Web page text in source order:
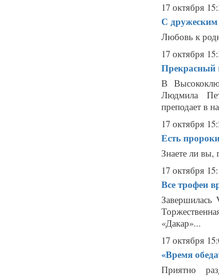
17 октября
С
Любовь к
17 октября
Прекрасный
В
Людмила
преподает в
17 октября
Есть
Знаете ли вы,
17 октября
Все трофеи
Завершилась
«Дакар»...
17 октября
«Время
Приятно